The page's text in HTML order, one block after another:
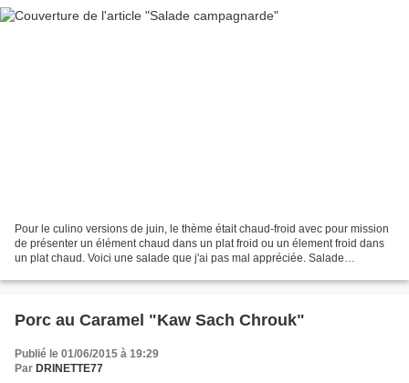
Pour le culino versions de juin, le thème était chaud-froid avec pour mission
de présenter un élément chaud dans un plat froid ou un élement froid dans
un plat chaud. Voici une salade que j'ai pas mal appréciée. Salade
Porc au Caramel "Kaw Sach Chrouk"
Publié le 01/06/2015 à 19:29
Par DRINETTE77